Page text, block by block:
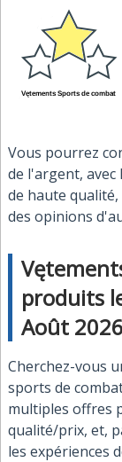
Vous pourrez
de l'argent, avec
de haute
des opinions
produits
Août 2026
Cherchez-vous
sports de
multiples offres
qualité/prix, et,
les expériences